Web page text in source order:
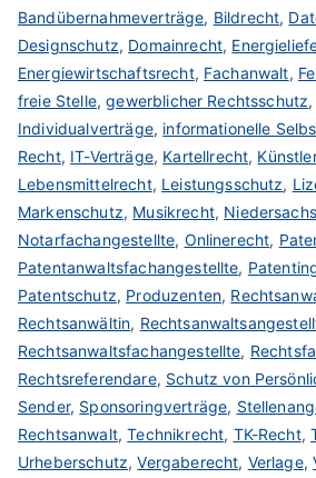
Bandübernahmeverträge, Bildrecht,
Designschutz, Domainrecht,
Energiewirtschaftsrecht, Fachanwalt,
freie Stelle,gewerblicher Rechtsschutz,
Individualverträge, informationelle
Recht, IT-Verträge, Kartellrecht, Künstler
Lebensmittelrecht, Leistungsschutz,
Markenschutz, Musikrecht,
Notarfachangestellte, Onlinerecht,
Patentanwaltsfachangestellte,
Patentschutz, Produzenten,
Rechtsanwältin,
Rechtsanwaltsfachangestellte,
Rechtsreferendare, Schutz von
Sender, Sponsoringverträge,
Rechtsanwalt,Technikrecht, TK-Recht,
Urheberschutz,Vergaberecht, Verlage,